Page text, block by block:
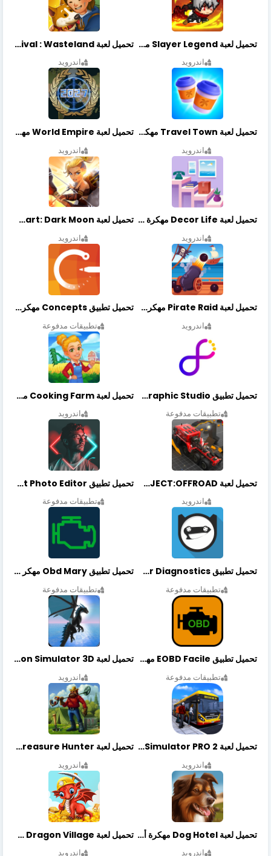
تحميل لعبة Slayer Legend مهكرة أخر إصدار
اندرويد
تحميل لعبة Merge Survival : Wasteland مهكرة أخر إصدار
اندرويد
تحميل لعبة Travel Town مهكرة أخر إصدار
اندرويد
تحميل لعبة World Empire مهكرة أخر إصدار
اندرويد
تحميل لعبة Decor Life مهكرة أخر إصدار
اندرويد
تحميل لعبة Lionheart: Dark Moon مهكرة أخر إصدار
اندرويد
تحميل لعبة Pirate Raid مهكرة أخر إصدار
اندرويد
تحميل تطبيق Concepts مهكر أخر إصدار
تطبيقات مدفوعة
تحميل تطبيق Graphic Studio مهكر أخر إصدار
تطبيقات مدفوعة
تحميل لعبة Cooking Farm مهكرة أخر إصدار
اندرويد
تحميل لعبة PROJECT:OFFROAD مهكرة أخر إصدار
اندرويد
تحميل تطبيق NeonArt Photo Editor مهكر أخر إصدار
تطبيقات مدفوعة
تحميل تطبيق OBDeleven Car Diagnostics مهكر أخر إصدار
تطبيقات مدفوعة
تحميل تطبيق Obd Mary مهكر أخر إصدار
تطبيقات مدفوعة
تحميل تطبيق EOBD Facile مهكر أخر إصدار
تطبيقات مدفوعة
تحميل لعبة Dragon Simulator 3D مهكرة أخر إصدار
اندرويد
تحميل لعبة Bus Simulator PRO 2 مهكرة أخر إصدار
اندرويد
تحميل لعبة Treasure Hunter مهكرة أخر إصدار
اندرويد
تحميل لعبة Dog Hotel مهكرة أخر إصدار
اندرويد
تحميل لعبة Dragon Village مهكرة أخر إصدار
اندرويد